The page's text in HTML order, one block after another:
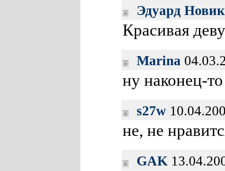
Эдуард
Красивая
Marina
ну наконец-
s27w
не, не
GAK